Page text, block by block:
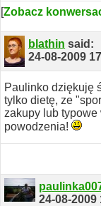
[Zobacz
blathin said:
24-08-2009
Paulinko dziękuję
tylko dietę, ze
zakupy lub typowe
powodzenia!
24-08-2009